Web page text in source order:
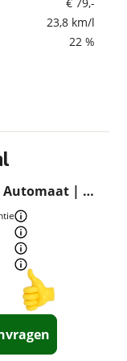
23,8 km/l
22 %
ISA
Automaat | All